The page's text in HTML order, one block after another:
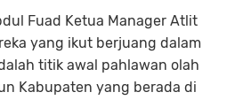
Fuad Ketua Manager Atlit
yang ikut berjuang dalam
titik awal pahlawan olah
Kabupaten yang berada di